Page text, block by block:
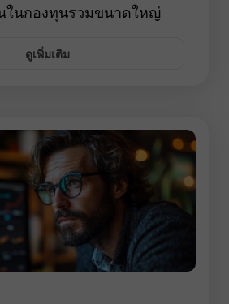
ในกองทุนรวมขนาดใหญ่
ธอได้ทำงานให้กับ
งเธออยู่ที่ตลาดแลกเปลี่ยน
เทศและตลาดสินค้า
ยังเสนอการ
ารณ์ตลาดอย่างกว้างซึ่ง
อร์สามารถหาทางออกที่ดี
ดูเพิ่มเติม